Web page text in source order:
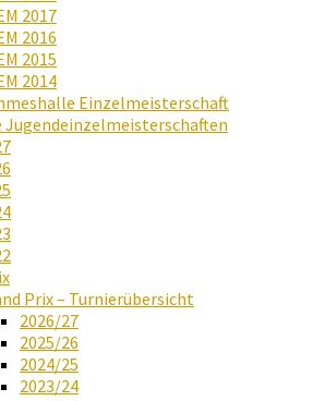
2017
2016
2015
2014
Einzelmeisterschaft
Jugendeinzelmeisterschaften
Prix – Turnierübersicht
2026/27
2025/26
2024/25
2023/24